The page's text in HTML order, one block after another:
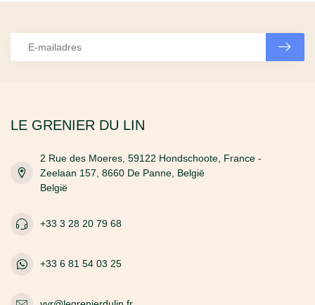
LE GRENIER DU LIN
2 Rue des Moeres, 59122 Hondschoote, France -
Zeelaan 157, 8660 De Panne, België
België
+33 3 28 20 79 68
+33 6 81 54 03 25